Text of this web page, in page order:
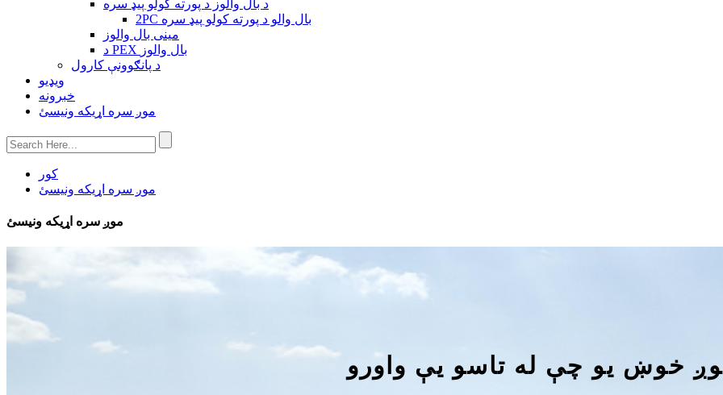
د بال والوز د پورته کولو پیډ سره
2PC بال والو د پورته کولو پیډ سره
مینی بال والوز
د PEX بال والوز
د پانګوونې کارول
ویډیو
خبرونه
موږ سره اړیکه ونیسئ
کور
موږ سره اړیکه ونیسئ
موږ سره اړیکه ونیسئ
خوښ یو چې له تاسو یې واورو